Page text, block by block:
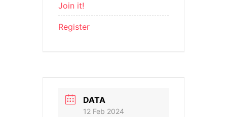
Join it!
Register
DATA
12 Feb 2024